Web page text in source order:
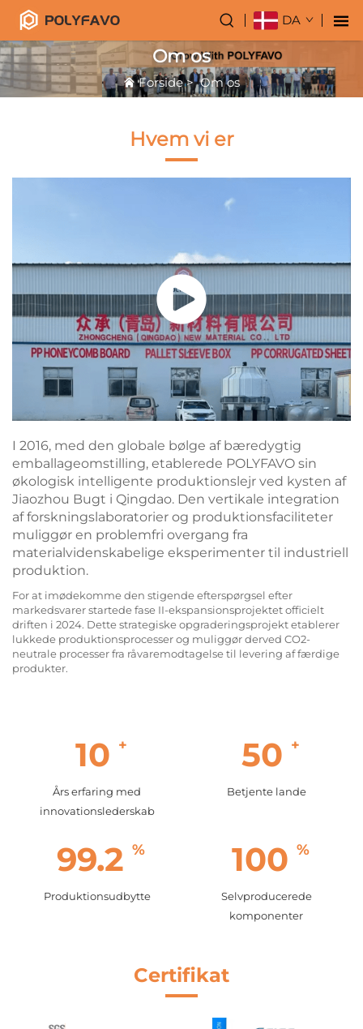
DA
Om os
Forside>Om os
Hvem vi er
I 2016, med den globale bølge af bæredygtig
emballageomstilling, etablerede POLYFAVO sin
økologisk intelligente produktionslejr ved kysten af
Jiaozhou Bugt i Qingdao. Den vertikale integration
af forskningslaboratorier og produktionsfaciliteter
muliggør en problemfri overgang fra
materialvidenskabelige eksperimenter til industriell
produktion.
For at imødekomme den stigende efterspørgsel efter
markedsvarer startede fase II-ekspansionsprojektet officielt
driften i 2024. Dette strategiske opgraderingsprojekt etablerer
lukkede produktionsprocesser og muliggør derved CO2-
neutrale processer fra råvaremodtagelse til levering af færdige
produkter.
10
Års erfaring med
innovationslederskab
50
Betjente lande
99.2
Produktionsudbytte
100
Selvproducerede
komponenter
Certifikat